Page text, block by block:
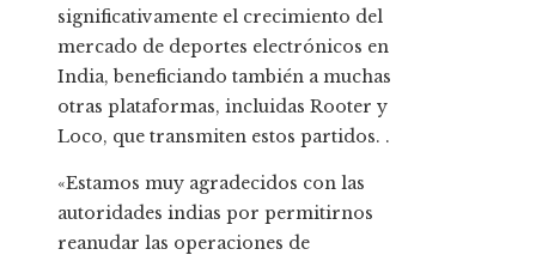
significativamente el crecimiento del
mercado de deportes electrónicos en
India, beneficiando también a muchas
otras plataformas, incluidas Rooter y
Loco, que transmiten estos partidos. .
«Estamos muy agradecidos con las
autoridades indias por permitirnos
reanudar las operaciones de